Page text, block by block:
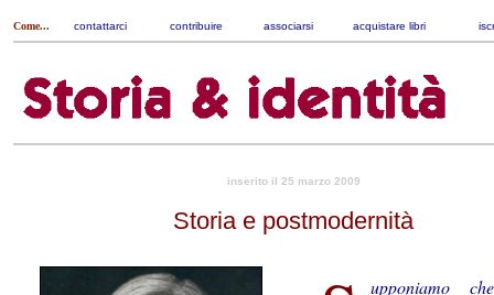
Come... contattarci contribuire associarsi acquistare libri
inserito il 25 marzo 2009
Storia e postmodernità
upponiamo